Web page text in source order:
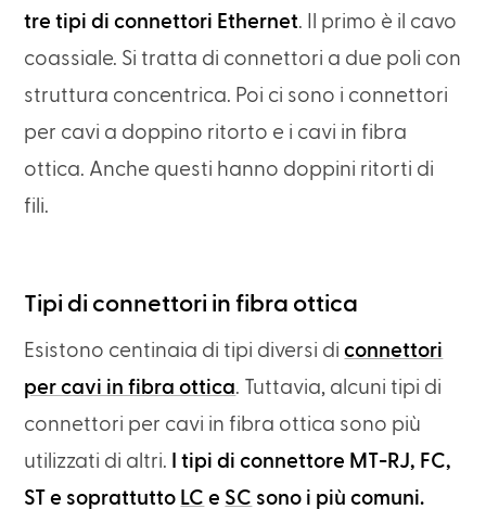
tre tipi di connettori Ethernet. Il primo è il cavo
coassiale. Si tratta di connettori a due poli con
struttura concentrica. Poi ci sono i connettori
per cavi a doppino ritorto e i cavi in fibra
ottica. Anche questi hanno doppini ritorti di
fili.
Tipi di connettori in fibra ottica
Esistono centinaia di tipi diversi diconnettori
per cavi in fibra ottica. Tuttavia, alcuni tipi di
connettori per cavi in fibra ottica sono più
utilizzati di altri.
I tipi di connettore MT-RJ, FC,
ST e soprattutto LC e SC sono i più comuni.